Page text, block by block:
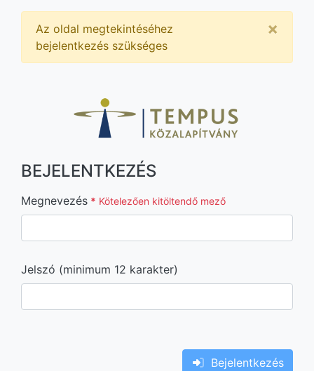
Az oldal megtekintéséhez
bejelentkezés szükséges
×
BEJELENTKEZÉS
Megnevezés * Kötelezően kitöltendő mező
Jelszó (minimum 12 karakter)
Bejelentkezés